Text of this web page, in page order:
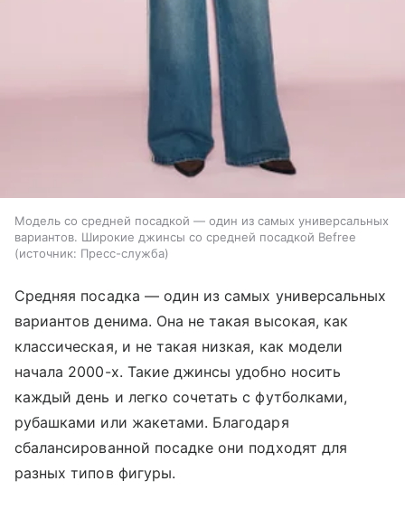
Модель со средней посадкой — один из самых универсальных
вариантов. Широкие джинсы со средней посадкой Befree
источник: Пресс-служба
Средняя посадка — один из самых универсальных
вариантов денима. Она не такая высокая, как
классическая, и не такая низкая, как модели
начала 2000-х. Такие джинсы удобно носить
каждый день и легко сочетать с футболками,
рубашками или жакетами. Благодаря
сбалансированной посадке они подходят для
разных типов фигуры.